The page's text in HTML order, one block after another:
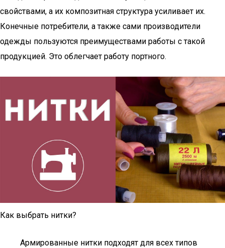
свойствами, а их композитная структура усиливает их.
Конечные потребители, а также сами производители
одежды пользуются преимуществами работы с такой
продукцией. Это облегчает работу портного.
Как выбрать нитки?
Армированные нитки подходят для всех типов